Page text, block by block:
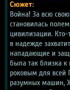
Сюжет:
Война! За всю
становилась
цивилизации.
в надежде
нападающие и
была так близка к
роковым для всей
разумных машин,